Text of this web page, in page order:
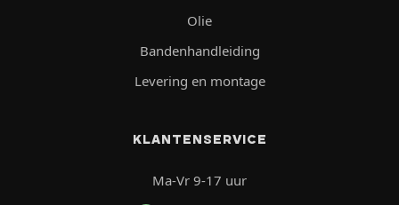
Olie
Bandenhandleiding
Levering en montage
KLANTENSERVICE
Ma-Vr 9-17 uur